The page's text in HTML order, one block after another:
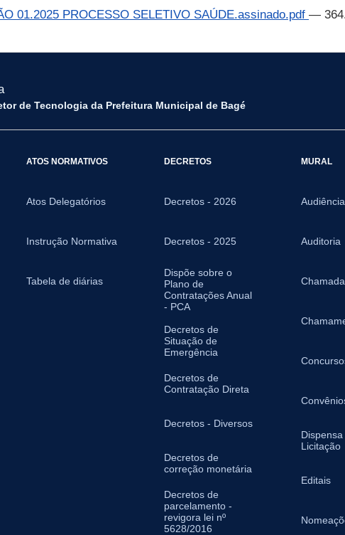
01.2025 PROCESSO SELETIVO SAÚDE.assinado.pdf —
de Tecnologia da Prefeitura Municipal de Bagé
ATOS NORMATIVOS
Atos Delegatórios
Instrução Normativa
Tabela de diárias
DECRETOS
Decretos - 2026
Decretos - 2025
Dispõe sobre o
Plano de
Contratações Anual
- PCA
Decretos de
Situação de
Emergência
Decretos de
Contratação Direta
Decretos - Diversos
Decretos de
correção monetária
Decretos de
parcelamento -
revigora lei nº
5628/2016
MURAL
Auditoria
Dispensa
Licitação
Editais